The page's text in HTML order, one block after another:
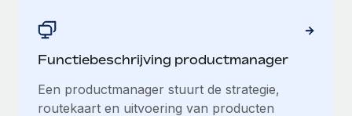
Functiebeschrijving productmanager
Een productmanager stuurt de strategie,
routekaart en uitvoering van producten